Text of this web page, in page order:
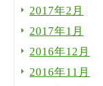
2017年2月
2017年1月
2016年12月
2016年11月